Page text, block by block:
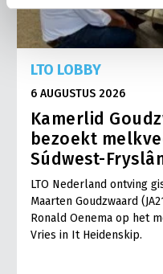
LTO LOBBY
6 AUGUSTUS 2026
Kamerlid
bezoekt
Súdwest-
LTO Nederland ontving
Maarten Goudzwaard
Ronald Oenema op het
Vries in It Heidenskip.